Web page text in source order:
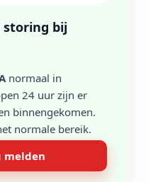
storing bij
normaal in
24 uur zijn er
binnengekomen.
normale bereik.
melden